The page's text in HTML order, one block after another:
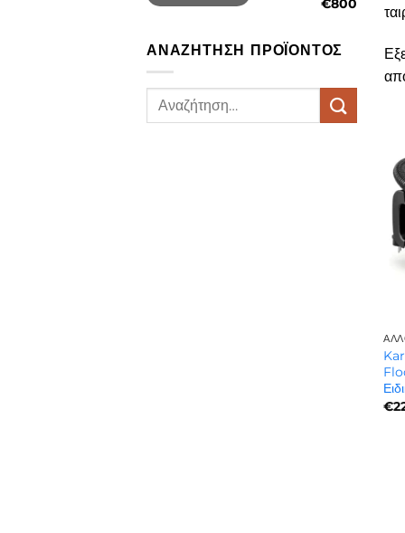
€800
ΑΝΑΖΉΤΗΣΗ ΠΡΟΪΌΝΤΟΣ
Αναζήτηση
€